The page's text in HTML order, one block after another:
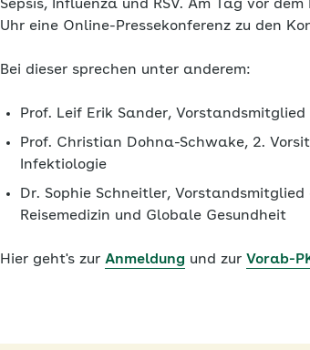
Sepsis, Influenza und RSV. Am Tag vor
Uhr eine Online-Pressekonferenz zu den
Bei dieser sprechen unter anderem:
Prof. Leif Erik Sander,
Prof. Christian Dohna-Schwake, 2.
Infektiologie
Dr. Sophie Schneitler,
Reisemedizin und Globale Gesundheit
Hier geht's zur Anmeldung und zur Vorab-